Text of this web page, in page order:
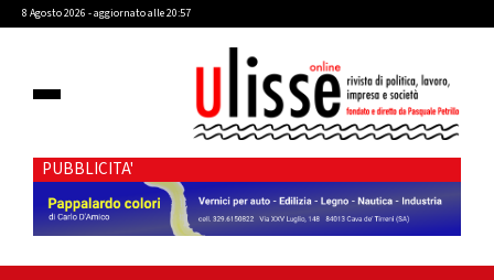
8 Agosto 2026 - aggiornato alle 20:57
PUBBLICITA'